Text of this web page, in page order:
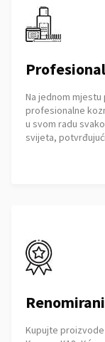
Na jednom
profesionalne
u svom radu
svijeta,
Kupujte